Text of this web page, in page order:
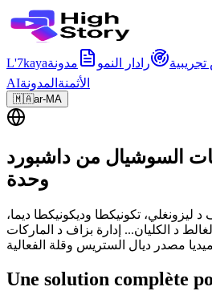
L'7kaya رادار النمو
مدونة
AI
الأثمنة المدونة
🇲🇦ar-MA
السوشيال من داشبورد
وحدة
ليزونغلي، تكونيكطا وديكونيكطا ديما،
د الكليان... إدارة بزاف د الماركات
Une solution complète